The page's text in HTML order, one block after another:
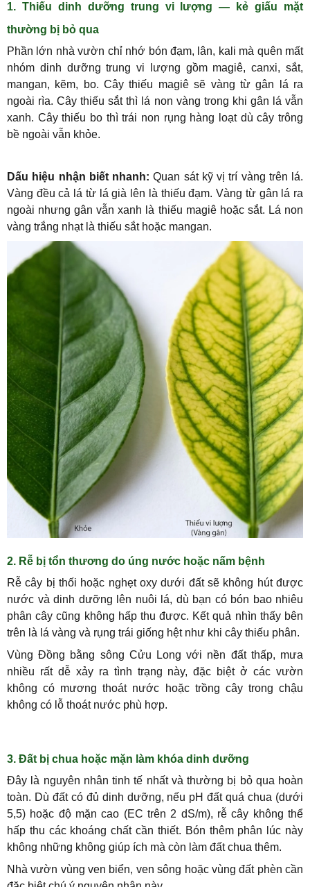
1. Thiếu dinh dưỡng trung vi lượng — kẻ giấu mặt
thường bị bỏ qua
Phần lớn nhà vườn chỉ nhớ bón đạm, lân, kali mà quên mất
nhóm dinh dưỡng trung vi lượng gồm magiê, canxi, sắt,
mangan, kẽm, bo. Cây thiếu magiê sẽ vàng từ gân lá ra
ngoài rìa. Cây thiếu sắt thì lá non vàng trong khi gân lá vẫn
xanh. Cây thiếu bo thì trái non rụng hàng loạt dù cây trông
bề ngoài vẫn khỏe.
Dấu hiệu nhận biết nhanh:Quan sát kỹ vị trí vàng trên lá.
Vàng đều cả lá từ lá già lên là thiếu đạm. Vàng từ gân lá ra
ngoài nhưng gân vẫn xanh là thiếu magiê hoặc sắt. Lá non
vàng trắng nhạt là thiếu sắt hoặc mangan.
2. Rễ bị tổn thương do úng nước hoặc nấm bệnh
Rễ cây bị thối hoặc nghẹt oxy dưới đất sẽ không hút được
nước và dinh dưỡng lên nuôi lá, dù bạn có bón bao nhiêu
phân cây cũng không hấp thu được. Kết quả nhìn thấy bên
trên là lá vàng và rụng trái giống hệt như khi cây thiếu phân.
Vùng Đồng bằng sông Cửu Long với nền đất thấp, mưa
nhiều rất dễ xảy ra tình trạng này, đặc biệt ở các vườn
không có mương thoát nước hoặc trồng cây trong chậu
không có lỗ thoát nước phù hợp.
3. Đất bị chua hoặc mặn làm khóa dinh dưỡng
Đây là nguyên nhân tinh tế nhất và thường bị bỏ qua hoàn
toàn. Dù đất có đủ dinh dưỡng, nếu pH đất quá chua (dưới
5,5) hoặc độ mặn cao (EC trên 2 dS/m), rễ cây không thể
hấp thu các khoáng chất cần thiết. Bón thêm phân lúc này
không những không giúp ích mà còn làm đất chua thêm.
Nhà vườn vùng ven biển, ven sông hoặc vùng đất phèn cần